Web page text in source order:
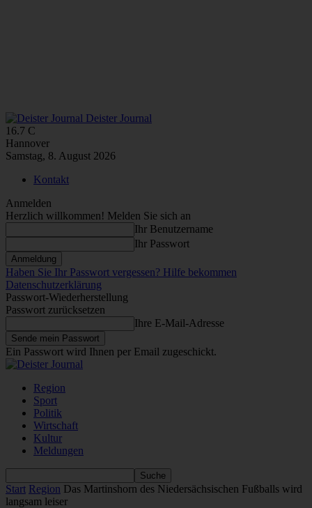
Deister Journal
16.7 C
Hannover
Samstag, 8. August 2026
Kontakt
Anmelden
Herzlich willkommen! Melden Sie sich an
Ihr Benutzername
Ihr Passwort
Haben Sie Ihr Passwort vergessen? Hilfe bekommen
Datenschutzerklärung
Passwort-Wiederherstellung
Passwort zurücksetzen
Ihre E-Mail-Adresse
Ein Passwort wird Ihnen per Email zugeschickt.
Region
Sport
Politik
Wirtschaft
Kultur
Meldungen
Start Region Das Martinshorn des Niedersächsischen Fußballs wird
langsam leiser